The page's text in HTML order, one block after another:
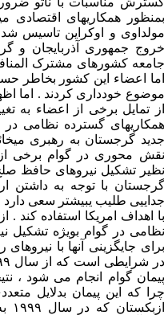
بمنظور همکاریهای اقتصادی
خروج جمهوری آذربایجان و
جامعه کشورهای مشترک
اما اعضاء این کشور بخاطر
موضوع خودداری کردند . اما
از تمایل برخی از اعضاء به
همکاریهای گسترده نظامی
جدید گرجستان به رهبری
نقش محوری در گوام برخی
نظیر تشکیل نیروهای حافظ
گرجستان با توجه به
جداییی طلیب یبیشتر سعی
با اهداف امریکا استفاده کند
نظامی در گوام بویژه تشکیل
برای جایگزینی آنها با
پیمان گوام انجام می شود ،
چرا که این پیمان بدلایل